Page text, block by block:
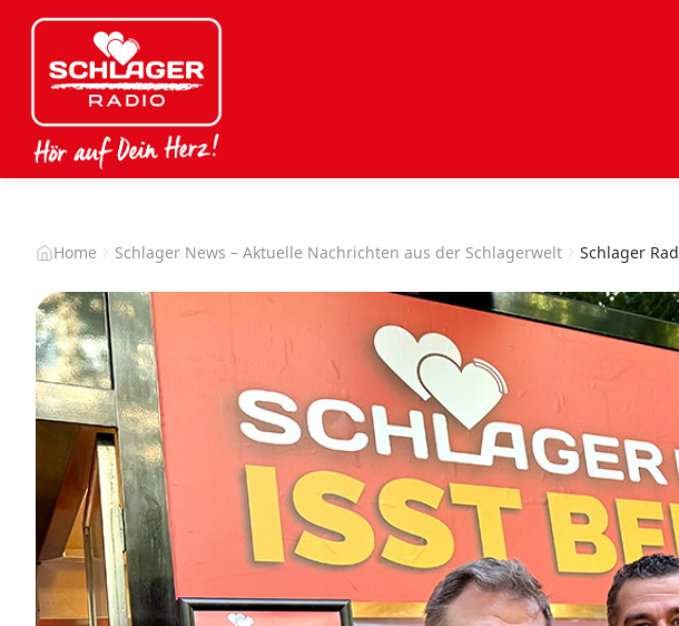
Home Schlager News – Aktuelle Nachrichten aus der Schlagerwelt Schlager